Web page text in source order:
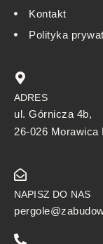
Kontakt
Polityka
ADRES
ul. Górnicza 4b,
26-026 Morawica
NAPISZ DO NAS